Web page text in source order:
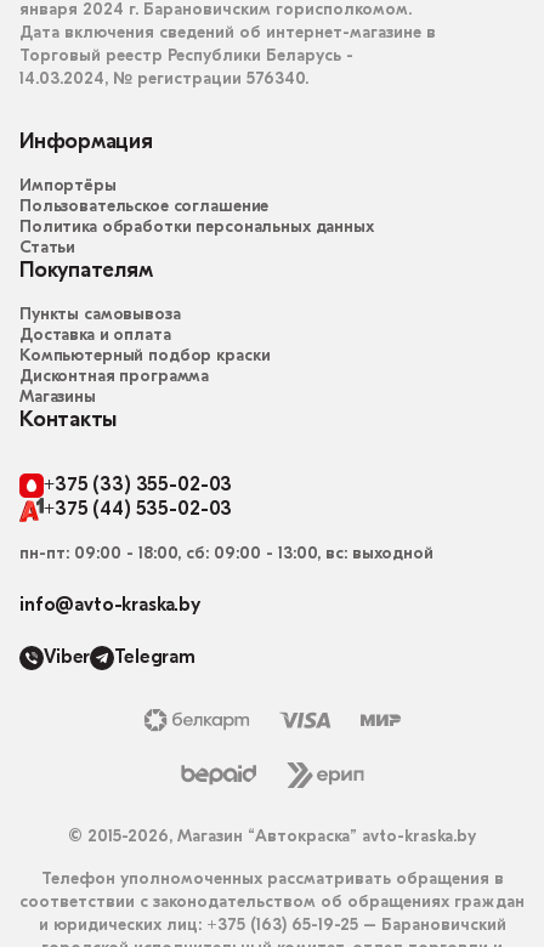
января 2024 г. Барановичским горисполкомом.
Дата включения сведений об интернет-магазине в
Торговый реестр Республики Беларусь -
14.03.2024, № регистрации 576340.
Информация
Импортёры
Пользовательское соглашение
Политика обработки персональных данных
Статьи
Покупателям
Пункты самовывоза
Доставка и оплата
Компьютерный подбор краски
Дисконтная программа
Магазины
Контакты
+375 (33) 355-02-03
+375 (44) 535-02-03
пн-пт: 09:00 - 18:00, сб: 09:00 - 13:00, вс: выходной
info@avto-kraska.by
Viber Telegram
© 2015-2026, Магазин “Автокраска” avto-kraska.by
Телефон уполномоченных рассматривать обращения в
соответствии с законодательством об обращениях граждан
и юридических лиц: +375 (163) 65-19-25 – Барановичский